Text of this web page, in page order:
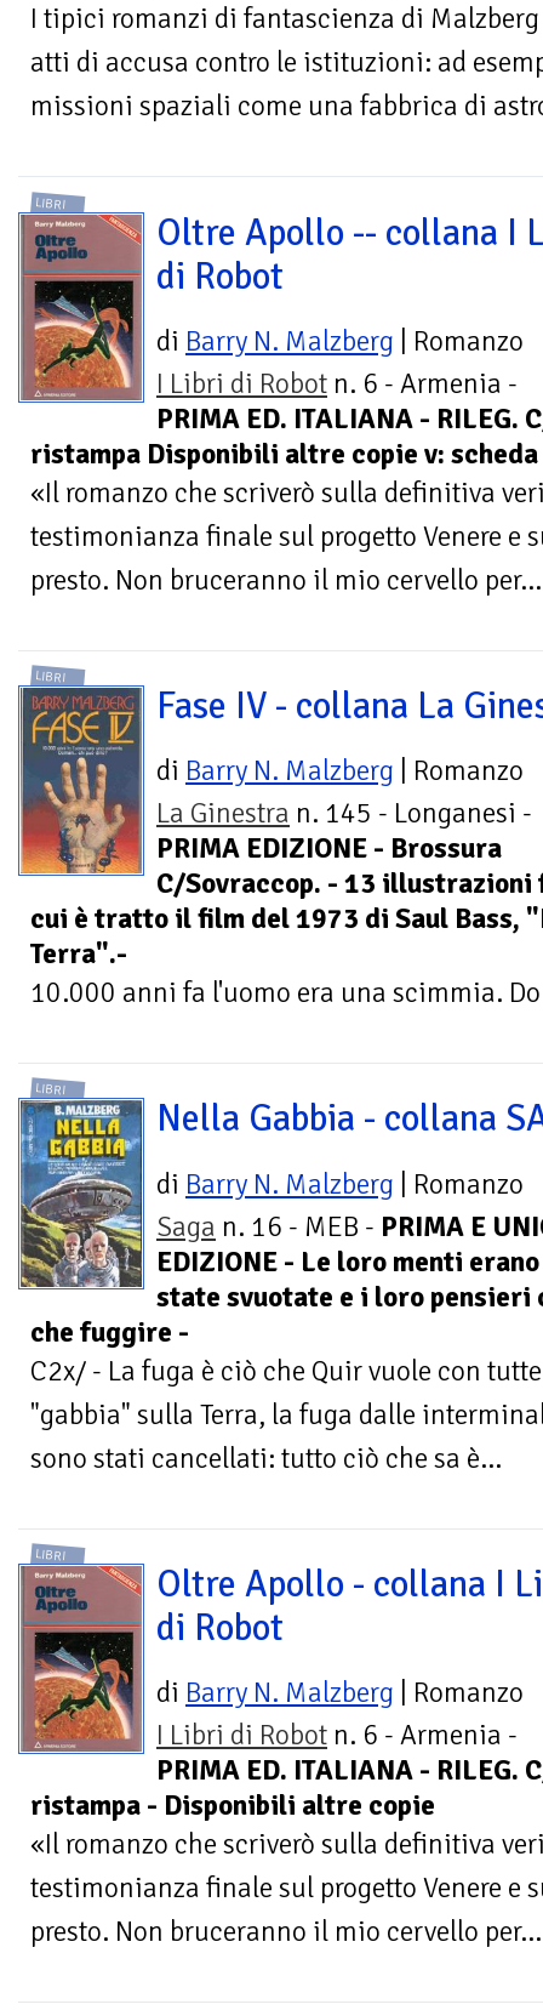
I tipici romanzi di fantascienza di
atti di accusa contro le istituzioni: ad
missioni spaziali come una fabbrica di
LIBRI
Oltre Apollo -- collana I
di Robot
di Barry N. Malzberg | Romanzo
I Libri di Robot n. 6 - Armenia -
PRIMA ED. ITALIANA - RILEG.
ristampa Disponibili altre copie v:
«Il romanzo che scriverò sulla definitiva
testimonianza finale sul progetto Venere e
presto. Non bruceranno il mio cervello per...
LIBRI
Fase IV - collana La
di Barry N. Malzberg | Romanzo
La Ginestra n. 145 - Longanesi -
PRIMA EDIZIONE - Brossura
C/Sovraccop. - 13 illustrazioni
cui è tratto il film del 1973 di Saul Bass,
Terra".-
10.000 anni fa l'uomo era una scimmia.
LIBRI
Nella Gabbia - collana
di Barry N. Malzberg | Romanzo
Saga n. 16 - MEB - PRIMA E
EDIZIONE - Le loro menti erano
state svuotate e i loro pensieri
che fuggire -
C2x/ - La fuga è ciò che Quir vuole con
"gabbia" sulla Terra, la fuga dalle
sono stati cancellati: tutto ciò che sa è...
LIBRI
Oltre Apollo - collana I
di Robot
di Barry N. Malzberg | Romanzo
I Libri di Robot n. 6 - Armenia -
PRIMA ED. ITALIANA - RILEG.
ristampa - Disponibili altre copie
«Il romanzo che scriverò sulla definitiva
testimonianza finale sul progetto Venere e
presto. Non bruceranno il mio cervello per...